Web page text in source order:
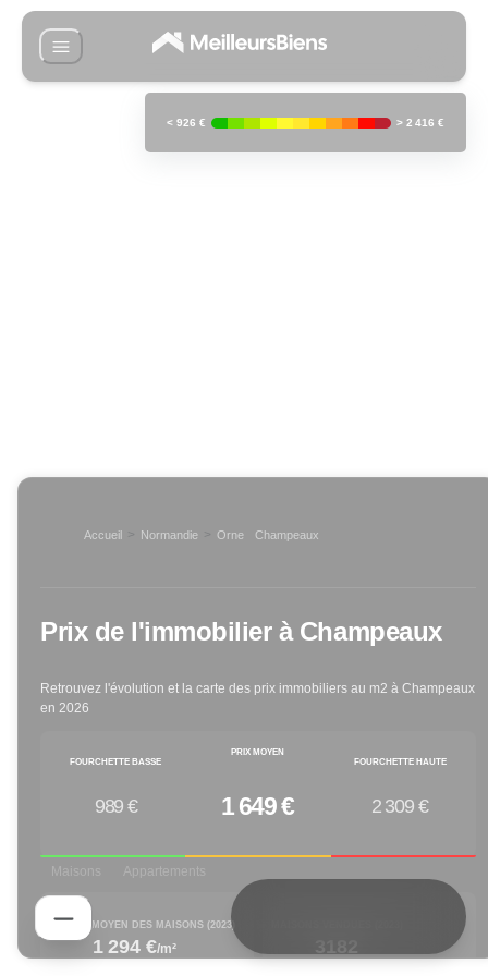
Accueil > Normandie > Orne Champeaux
Prix de l'immobilier à Champeaux
Retrouvez l'évolution et la carte des prix immobiliers au m2 à Champeaux
en 2026
FOURCHETTE BASSE
989 €
PRIX MOYEN
1 649 €
FOURCHETTE HAUTE
2 309 €
Maisons Appartements
PRIX M² MOYEN DES MAISONS (2023)
1 294 €/m²
< 926 € > 2 416 €